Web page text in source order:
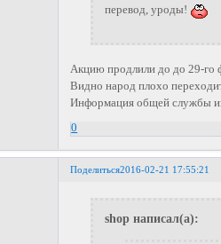
перевод, уроды!
Акцию продлили до до 29-го
Видно народ плохо
Информация общей службы
0
Поделиться2016-02-21 17:55:21
shop написал(а):